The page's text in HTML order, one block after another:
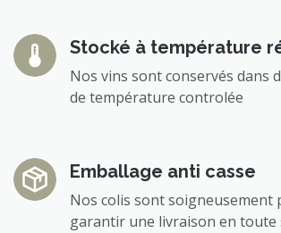
Stocké à température
Nos vins sont conservés dans
de température controlée
Emballage anti casse
Nos colis sont
garantir une livraison en toute